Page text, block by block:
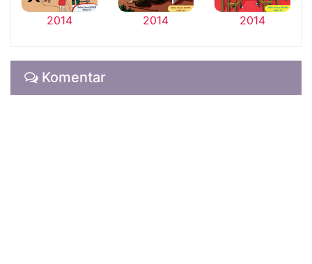
2014 2014 2014
Komentar